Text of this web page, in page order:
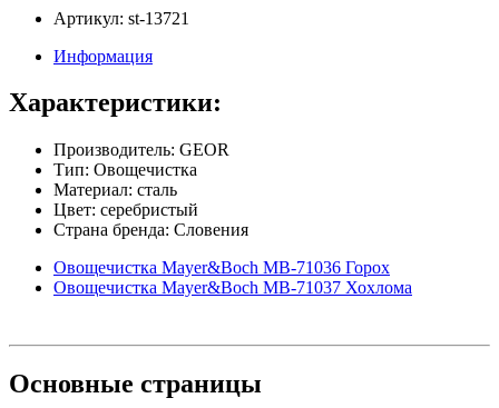
Артикул: st-13721
Информация
Характеристики:
Производитель: GEOR
Тип: Овощечистка
Материал: сталь
Цвет: серебристый
Страна бренда: Словения
Овощечистка Mayer&Boch MB-71036 Горох
Овощечистка Mayer&Boch MB-71037 Хохлома
Основные страницы